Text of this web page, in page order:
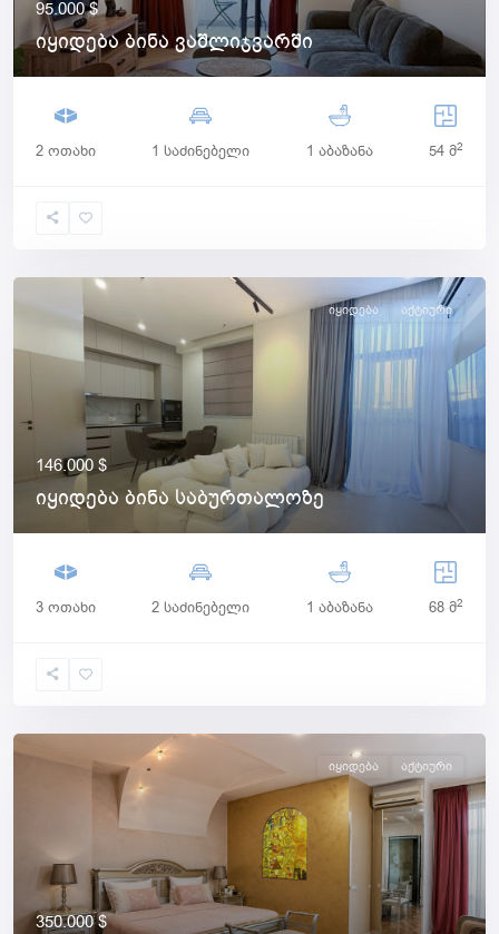
95.000 $
იყიდება ბინა ვაშლიჯვარში
2 ოთახი 1 საძინებელი 1 აბაზანა 54 მ2
იყიდება Აქტიური
146.000 $
იყიდება ბინა საბურთალოზე
3 ოთახი 2 საძინებელი 1 აბაზანა 68 მ2
იყიდება Აქტიური
350.000 $